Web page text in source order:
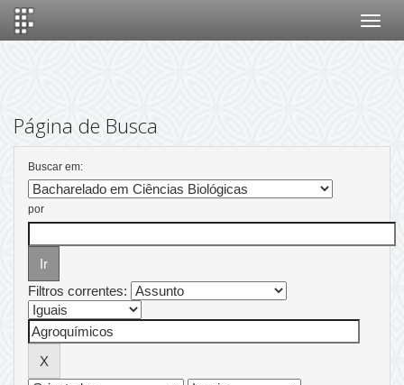
Página de Busca
Buscar em:
por
Filtros correntes: